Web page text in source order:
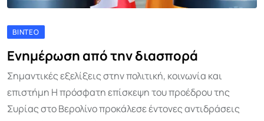
ΒΊΝΤΕΟ
Ενημέρωση από την διασπορά
Σημαντικές εξελίξεις στην πολιτική, κοινωνία και
επιστήμη Η πρόσφατη επίσκεψη του προέδρου της
Συρίας στο Βερολίνο προκάλεσε έντονες αντιδράσεις